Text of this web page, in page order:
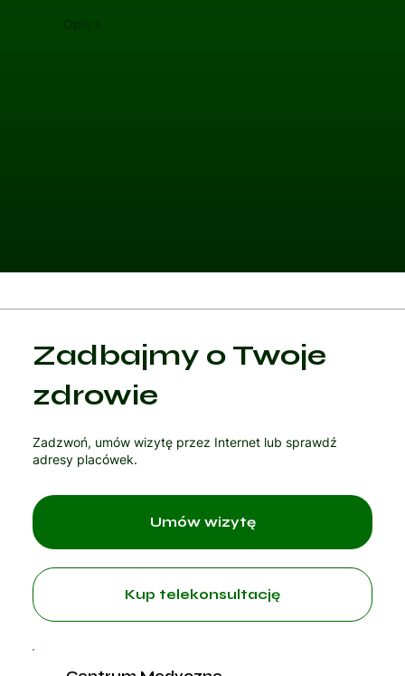
Opis 1
Zadbajmy o Twoje
zdrowie
Zadzwoń, umów wizytę przez Internet lub sprawdź
adresy placówek.
Kup telekonsultację
Umów wizytę